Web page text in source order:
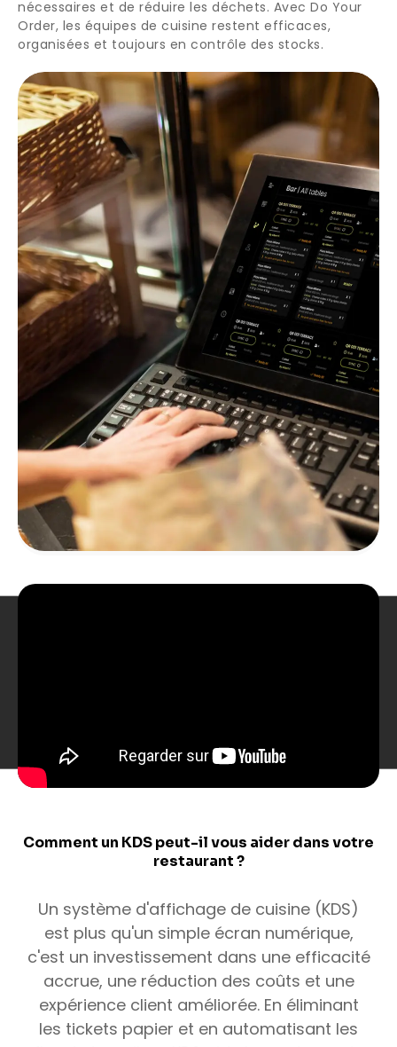
nécessaires et de réduire les déchets. Avec Do Your
Order, les équipes de cuisine restent efficaces,
organisées et toujours en contrôle des stocks.
Comment un KDS peut-il vous aider dans votre
restaurant ?
Un système d'affichage de cuisine (KDS)
est plus qu'un simple écran numérique,
c'est un investissement dans une efficacité
accrue, une réduction des coûts et une
expérience client améliorée. En éliminant
les tickets papier et en automatisant les